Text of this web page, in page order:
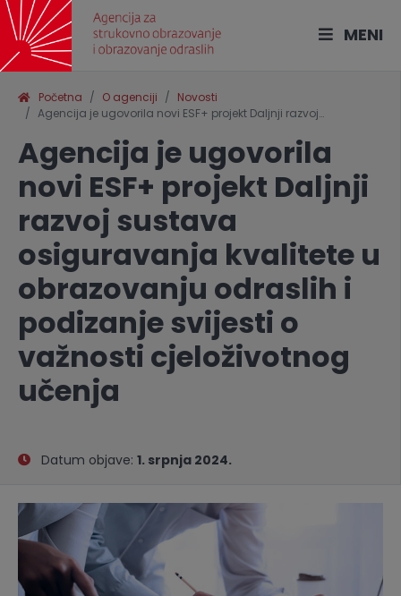
MENI
Početna O agenciji
Novosti
Agencija je ugovorila novi ESF+ projekt Daljnji razvoj…
Agencija je ugovorila
novi ESF+ projekt Daljnji
razvoj sustava
osiguravanja kvalitete u
obrazovanju odraslih i
podizanje svijesti o
važnosti cjeloživotnog
učenja
Datum objave: 1. srpnja 2024.